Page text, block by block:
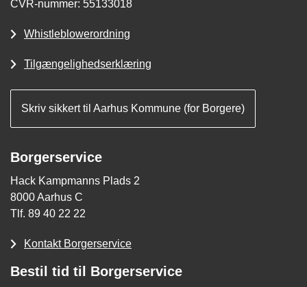
CVR-nummer: 55133018
Whistleblowerordning
Tilgængelighedserklæring
Skriv sikkert til Aarhus Kommune (for Borgere)
Borgerservice
Hack Kampmanns Plads 2
8000 Aarhus C
Tlf. 89 40 22 22
Kontakt Borgerservice
Bestil tid til Borgerservice